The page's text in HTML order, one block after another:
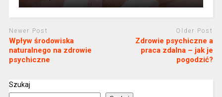
Newer Post
Wpływ środowiska
naturalnego na zdrowie
psychiczne
Older Post
Zdrowie psychiczne a
praca zdalna – jak je
pogodzić?
Szukaj